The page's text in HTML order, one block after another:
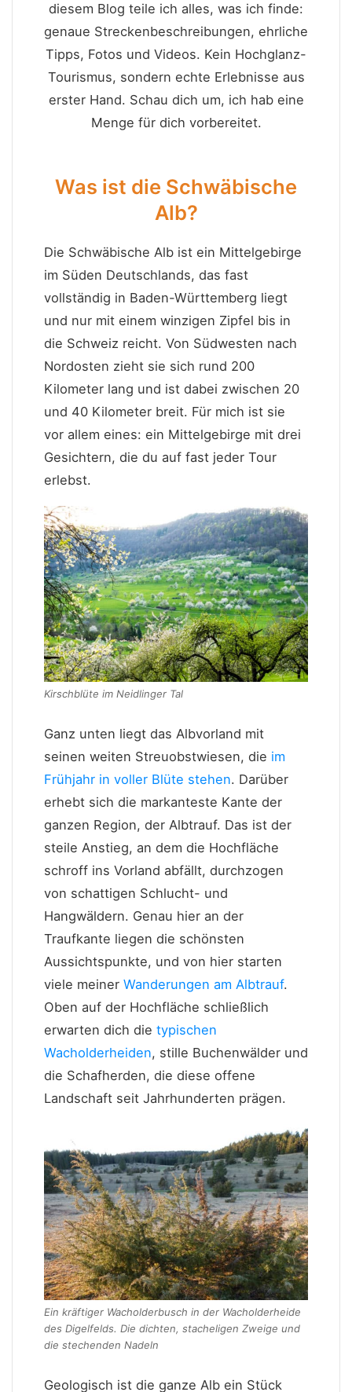
diesem Blog teile ich alles, was ich finde:
genaue Streckenbeschreibungen, ehrliche
Tipps, Fotos und Videos. Kein Hochglanz-
Tourismus, sondern echte Erlebnisse aus
erster Hand. Schau dich um, ich hab eine
Menge für dich vorbereitet.
Was ist die Schwäbische
Alb?
Die Schwäbische Alb ist ein Mittelgebirge
im Süden Deutschlands, das fast
vollständig in Baden-Württemberg liegt
und nur mit einem winzigen Zipfel bis in
die Schweiz reicht. Von Südwesten nach
Nordosten zieht sie sich rund 200
Kilometer lang und ist dabei zwischen 20
und 40 Kilometer breit. Für mich ist sie
vor allem eines: ein Mittelgebirge mit drei
Gesichtern, die du auf fast jeder Tour
erlebst.
Kirschblüte im Neidlinger Tal
Ganz unten liegt das Albvorland mit
seinen weiten Streuobstwiesen, die im
Frühjahr in voller Blüte stehen. Darüber
erhebt sich die markanteste Kante der
ganzen Region, der Albtrauf. Das ist der
steile Anstieg, an dem die Hochfläche
schroff ins Vorland abfällt, durchzogen
von schattigen Schlucht- und
Hangwäldern. Genau hier an der
Traufkante liegen die schönsten
Aussichtspunkte, und von hier starten
viele meiner Wanderungen am Albtrauf.
Oben auf der Hochfläche schließlich
erwarten dich die typischen
Wacholderheiden, stille Buchenwälder und
die Schafherden, die diese offene
Landschaft seit Jahrhunderten prägen.
Ein kräftiger Wacholderbusch in der Wacholderheide
des Digelfelds. Die dichten, stacheligen Zweige und
die stechenden Nadeln
Geologisch ist die ganze Alb ein Stück